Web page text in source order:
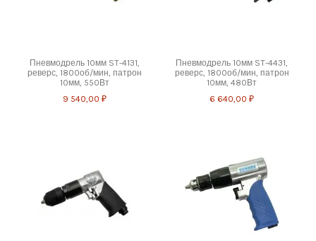
Пневмодрель 10мм ST-4131,
реверс, 1800об/мин, патрон
10мм, 550Вт
9 540,00 ₽
Пневмодрель 10мм ST-4431,
реверс, 1800об/мин, патрон
10мм, 480Вт
6 640,00 ₽